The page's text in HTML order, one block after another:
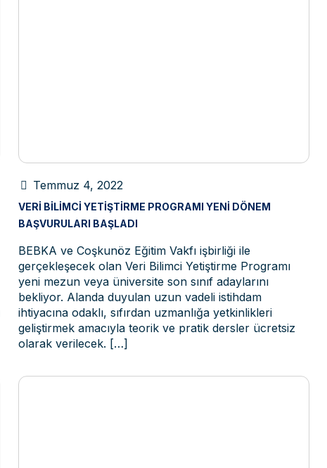
Temmuz 4, 2022
VERI BILIMCI YETIŞTIRME PROGRAMI YENI DÖNEM
BAŞVURULARI BAŞLADI
BEBKA ve Coşkunöz Eğitim Vakfı işbirliği ile
gerçekleşecek olan Veri Bilimci Yetiştirme Programı
yeni mezun veya üniversite son sınıf adaylarını
bekliyor. Alanda duyulan uzun vadeli istihdam
ihtiyacına odaklı, sıfırdan uzmanlığa yetkinlikleri
geliştirmek amacıyla teorik ve pratik dersler ücretsiz
olarak verilecek. […]